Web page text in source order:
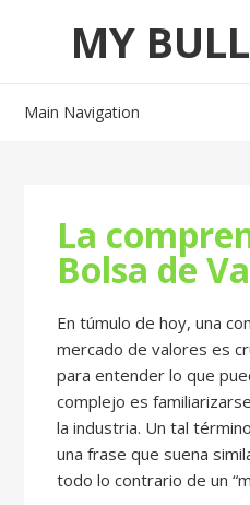
MY
Main Navigation
La
Bolsa de
En túmulo de hoy, una
mercado de valores es
para entender lo que
complejo es
la industria. Un tal
una frase que suena
todo lo contrario de un